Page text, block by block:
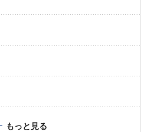
もっと見る